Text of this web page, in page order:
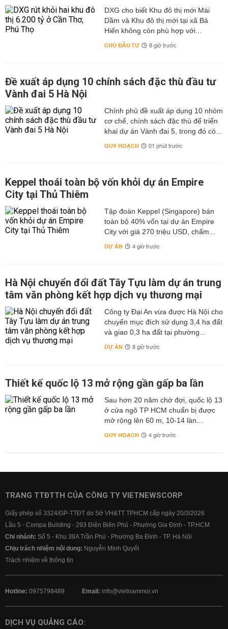
DXG cho biết Khu đô thị mới Mái
Dầm và Khu đô thị mới tại xã Bá
Hiến không còn phù hợp với...
CHỦ ĐẦU TƯ 8 giờ trước
Đề xuất áp dụng 10 chính sách đặc thù đầu tư
Vành đai 5 Hà Nội
Chính phủ đề xuất áp dụng 10 nhóm
cơ chế, chính sách đặc thù để triển
khai dự án Vành đai 5, trong đó có...
QUY HOẠCH 01 phút trước
Keppel thoái toàn bộ vốn khỏi dự án Empire
City tại Thủ Thiêm
Tập đoàn Keppel (Singapore) bán
toàn bộ 40% vốn tại dự án Empire
City với giá 270 triệu USD, chấm...
DỰ ÁN 4 giờ trước
Hà Nội chuyển đổi đất Tây Tựu làm dự án trung
tâm văn phòng kết hợp dịch vụ thương mại
Công ty Đại An vừa được Hà Nội cho
chuyển mục đích sử dụng 3,4 ha đất
và giao 0,3 ha đất tại phường...
DỰ ÁN 8 giờ trước
Thiết kế quốc lộ 13 mở rộng gần gấp ba lần
Sau hơn 20 năm chờ đợi, quốc lộ 13
ở cửa ngõ TP HCM chuẩn bị được
mở rộng lên 60 m, 10-14 làn...
QUY HOẠCH 4 giờ trước
TRANG TTĐTTH CỦA CÔNG TY VIETNEWSCORP
Giấy phép số 3324/GP-TTĐT do Sở VH&TT TPHCM cấp ngày 20/3/2026
Lầu 5 - Compa Building - 293 Điện Biên Phủ - Phường Gia Định - TP.HCM
Chi nhánh: Số 5 - Khu 38A Trần Phú - Phường Ba Đình - TP. Hà Nội
Chịu trách nhiệm nội dung: Nguyễn Minh Quyết
Trách nhiệm về thông tin
Hotline: 0975798489 Email: info@vietnammoi.vn
DỊCH VỤ QUẢNG CÁO: